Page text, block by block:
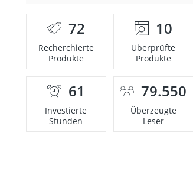
72
Recherchierte
Produkte
10
Überprüfte
Produkte
61
Investierte
Stunden
79.550
Überzeugte
Leser